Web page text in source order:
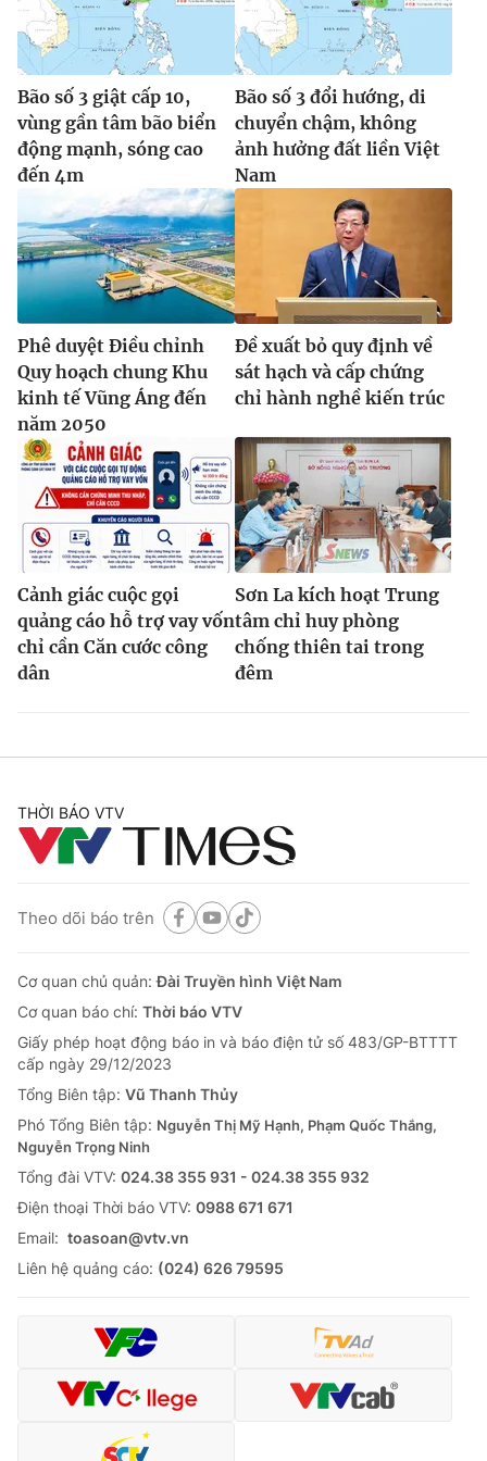
Bão số 3 giật cấp 10,
vùng gần tâm bão biển
động mạnh, sóng cao
đến 4m
Bão số 3 đổi hướng, di
chuyển chậm, không
ảnh hưởng đất liền Việt
Nam
Phê duyệt Điều chỉnh
Quy hoạch chung Khu
kinh tế Vũng Áng đến
năm 2050
Đề xuất bỏ quy định về
sát hạch và cấp chứng
chỉ hành nghề kiến trúc
Cảnh giác cuộc gọi
quảng cáo hỗ trợ vay vốn
chỉ cần Căn cước công
dân
Sơn La kích hoạt Trung
tâm chỉ huy phòng
chống thiên tai trong
đêm
THỜI BÁO VTV
Theo dõi báo trên
Cơ quan chủ quản:Đài Truyền hình Việt Nam
Cơ quan báo chí: Thời báo VTV
Giấy phép hoạt động báo in và báo điện tử số 483/GP-BTTTT
cấp ngày 29/12/2023
Tổng Biên tập: Vũ Thanh Thủy
Phó Tổng Biên tập: Nguyễn Thị Mỹ Hạnh, Phạm Quốc Thắng,
Nguyễn Trọng Ninh
Tổng đài VTV: 024.38 355 931 - 024.38 355 932
Ðiện thoại Thời báo VTV: 0988 671 671
Email: toasoan@vtv.vn
Liên hệ quảng cáo: (024) 626 79595